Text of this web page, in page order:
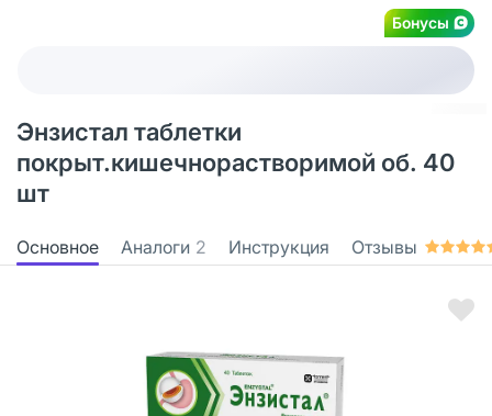
Бонусы
Энзистал таблетки
покрыт.кишечнорастворимой об. 40
шт
Основное Аналоги 2 Инструкция Отзывы